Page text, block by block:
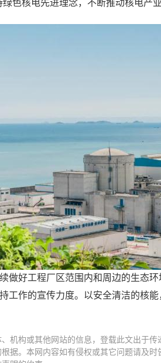
色核电先进理念，不断推动核电产
做好工程厂区范围内和周边的生态
工作的宣传力度。以安全清洁的核
机构或其他网站的信息，登载此文出于
据。本网内容如有侵权或其它问题请及